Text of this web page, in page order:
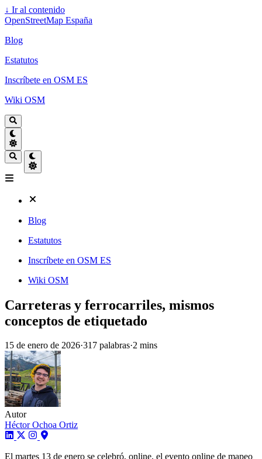
↓ Ir al contenido
OpenStreetMap España
Blog
Estatutos
Inscríbete en OSM ES
Wiki OSM
Blog
Estatutos
Inscríbete en OSM ES
Wiki OSM
Carreteras y ferrocarriles, mismos
conceptos de etiquetado
15 de enero de 2026·317 palabras·2 mins
Autor
Héctor Ochoa Ortiz
El martes 13 de enero se celebró, online, el evento online de mapeo